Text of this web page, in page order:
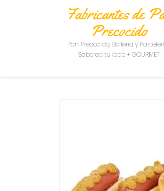
Fabricantes de
Precocido
Pan Precocido, Bollería y
Saborea tu lado + GOURMET